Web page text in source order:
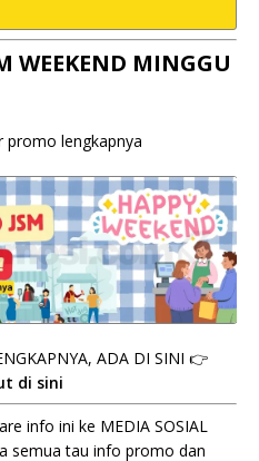
WEEKEND MINGGU
promo lengkapnya
ADA DI SINI 👉
di sini
info ini ke MEDIA SOSIAL
semua tau info promo dan